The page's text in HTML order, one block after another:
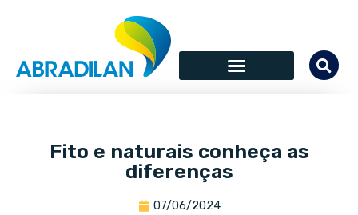
Fito e naturais conheça as
diferenças
07/06/2024